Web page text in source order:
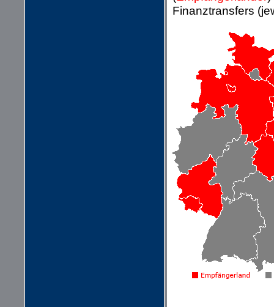
Finanztransfers